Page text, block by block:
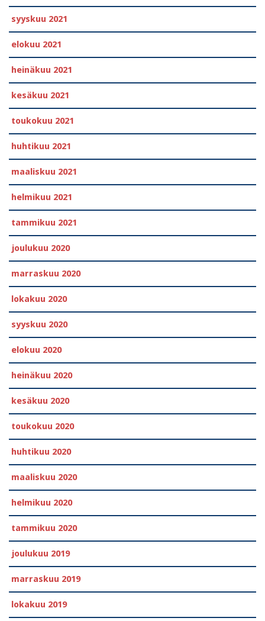
syyskuu 2021
elokuu 2021
heinäkuu 2021
kesäkuu 2021
toukokuu 2021
huhtikuu 2021
maaliskuu 2021
helmikuu 2021
tammikuu 2021
joulukuu 2020
marraskuu 2020
lokakuu 2020
syyskuu 2020
elokuu 2020
heinäkuu 2020
kesäkuu 2020
toukokuu 2020
huhtikuu 2020
maaliskuu 2020
helmikuu 2020
tammikuu 2020
joulukuu 2019
marraskuu 2019
lokakuu 2019